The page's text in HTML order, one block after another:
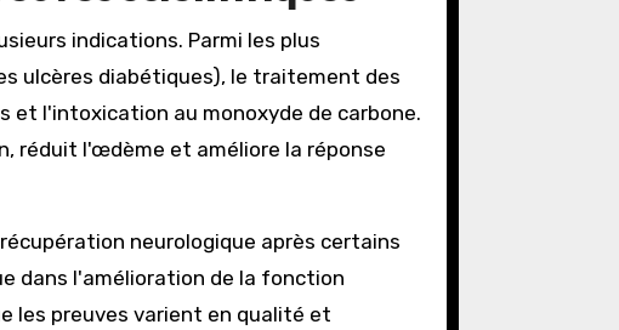
indications. Parmi les plus
ulcères diabétiques), le traitement des
et l'intoxication au monoxyde de carbone.
réduit l'œdème et améliore la réponse
neurologique après certains
dans l'amélioration de la fonction
les preuves varient en qualité et